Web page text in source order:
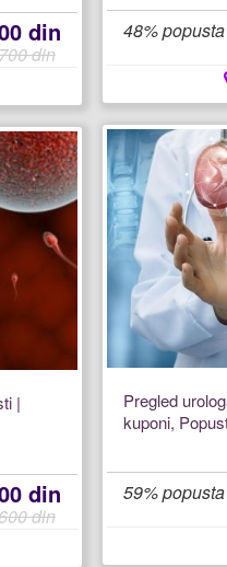
48% popusta
din
din
Pregled
kuponi,
59% popusta
|
din
din